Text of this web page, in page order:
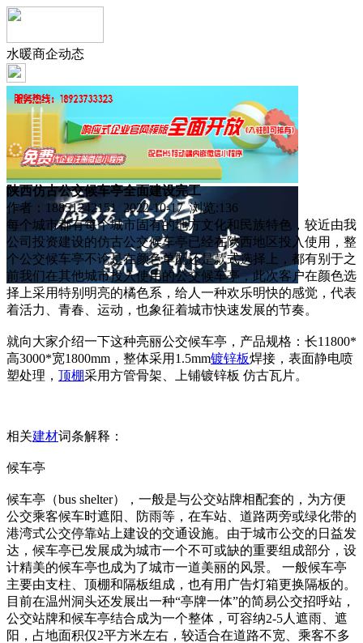
水暖商企动态
陕西仿古公交候车亭全面建设完工
作者：18851242151 2022-10-17 浏览:136
每个城市都有每个城市固有的地方文化和民族特色，较近由我
公司投资建设的仿古公交候车亭已经在陕西地区投入使用，整
个公交候车亭不论是在颜色单配还是款式选择上，都有别于之
前我们在其他城市投入使用的公交候车亭，此次客户在颜色选
择上采用特别明亮的橘色系，给人一种欢乐明快的感觉，代表
着活力、青春、运动，也象征着城市快速发展的节奏。
就向大家介绍一下这种亮丽公交候车亭，产品规格：长11800*
高3000*宽1800mm，整体采用1.5mm镀锌板焊接，表面静电喷
塑处理， 顶棚采用方管骨架、上铺镀锌板 仿古瓦片。
相关建材词条解释：
候车亭
候车亭（bus shelter），一般是与公交站牌相配套的，为方便
公交乘客候车时遮阳、防雨等，在车站、道路两旁或绿化带的
港湾式公交停靠站上建设的交通设施。由于城市公交的日益发
达，候车亭已发展成为城市一个不可或缺的重要组成部分，设
计精美的候车亭也成为了城市一道美丽的风景。 一般候车亭
主要由支柱、顶棚和隔板组成，也有用广告灯箱更换隔板的。
目前在温州洞头还发展出一种“亭牌一体”的简易公交招呼站，
公交站牌和候车亭结合成为一个整体，可容纳2-5人遮雨、遮
阳，占地面积仅2平方米左右，较适合在道路不宽、乘客不多